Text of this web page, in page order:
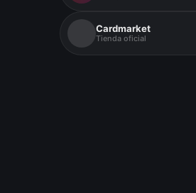
Cardmarket
Tienda oficial